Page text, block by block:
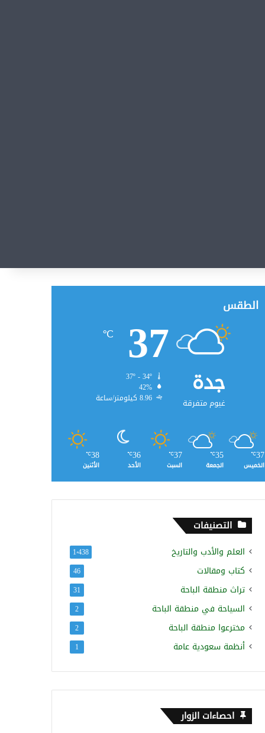
الطقس
جدة
غيوم متفرقة
37
℃
42%
8.96 كيلومتر/ساعة
37
℃
الخميس
35
℃
الجمعة
37
℃
السبت
36
℃
الأحد
38
℃
الأثنين
التصنيفات
العلم والأدب والتاريخ 1٬438
كتاب ومقالات 46
تراث منطقة الباحة 31
السياحة في منطقة الباحة 2
مخترعوا منطقة الباحة 2
أنظمة سعودية عامة 1
احصاءات الزوار